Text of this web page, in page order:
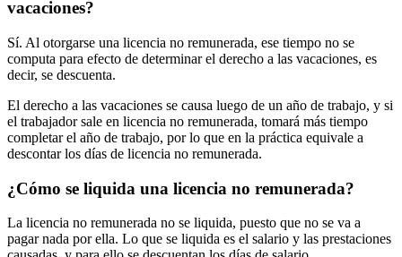
vacaciones?
Sí. Al otorgarse una licencia no remunerada, ese tiempo no se
computa para efecto de determinar el derecho a las vacaciones, es
decir, se descuenta.
El derecho a las vacaciones se causa luego de un año de trabajo, y si
el trabajador sale en licencia no remunerada, tomará más tiempo
completar el año de trabajo, por lo que en la práctica equivale a
descontar los días de licencia no remunerada.
¿Cómo se liquida una licencia no remunerada?
La licencia no remunerada no se liquida, puesto que no se va a
pagar nada por ella. Lo que se liquida es el salario y las prestaciones